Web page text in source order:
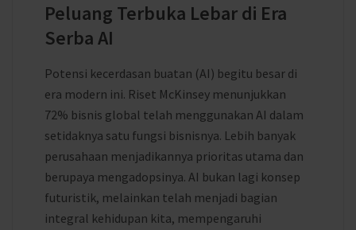
Peluang Terbuka Lebar di Era
Serba AI
Potensi kecerdasan buatan (AI) begitu besar di
era modern ini. Riset McKinsey menunjukkan
72% bisnis global telah menggunakan AI dalam
setidaknya satu fungsi bisnisnya. Lebih banyak
perusahaan menjadikannya prioritas utama dan
berupaya mengadopsinya. AI bukan lagi konsep
futuristik, melainkan telah menjadi bagian
integral kehidupan kita, mempengaruhi